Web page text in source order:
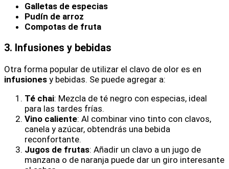
Galletas de especias
Pudín de arroz
Compotas de fruta
3. Infusiones y bebidas
Otra forma popular de utilizar el clavo de olor es en
infusiones y bebidas. Se puede agregar a:
Té chai: Mezcla de té negro con especias, ideal
para las tardes frías.
Vino caliente: Al combinar vino tinto con clavos,
canela y azúcar, obtendrás una bebida
reconfortante.
Jugos de frutas: Añadir un clavo a un jugo de
manzana o de naranja puede dar un giro interesante